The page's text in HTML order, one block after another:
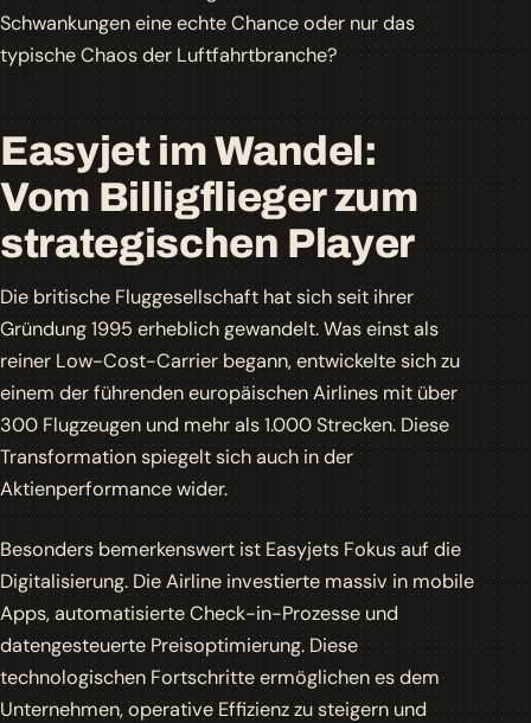
Schwankungen eine echte Chance oder nur das
typische Chaos der Luftfahrtbranche?
Easyjet im Wandel:
Vom Billigflieger zum
strategischen Player
Die britische Fluggesellschaft hat sich seit ihrer
Gründung 1995 erheblich gewandelt. Was einst als
reinerLow-Cost-Carrierbegann, entwickelte sich zu
einem der führenden europäischen Airlines mit über
300 Flugzeugen und mehr als 1.000 Strecken. Diese
Transformation spiegelt sich auch in der
Aktienperformance wider.
Besonders bemerkenswert ist Easyjets Fokus auf die
Digitalisierung. Die Airline investierte massiv in mobile
Apps, automatisierte Check-in-Prozesse und
datengesteuerte Preisoptimierung. Diese
technologischen Fortschritte ermöglichen es dem
Unternehmen, operative Effizienz zu steigern und